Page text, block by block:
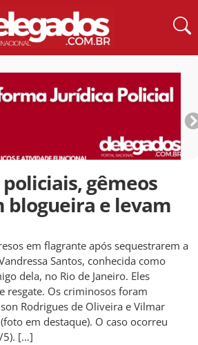
gêmeos
blogueira e levam
em flagrante após sequestrarem a
Santos, conhecida como
dela, no Rio de Janeiro. Eles
resgate. Os criminosos foram
Rodrigues de Oliveira e Vilmar
em destaque). O caso ocorreu
5). […]